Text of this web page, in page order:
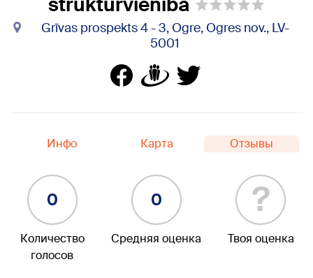
Grīvas prospekts 4 - 3, Ogre, Ogres nov., LV-
5001
Инфо Карта Отзывы
0
Количество
голосов
0
Средняя оценка
?
Твоя оценка